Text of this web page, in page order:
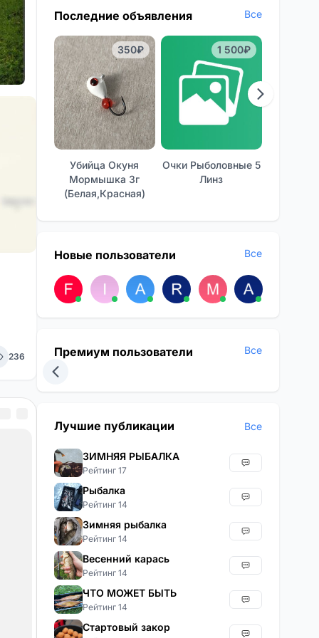
236
Последние объявления Все
350₽
Убийца Окуня
Мормышка 3г
(белая,красная)
1 500₽
Очки Рыболовные 5
Линз
Новые пользователи Все
Премиум пользователи Все
Лучшие публикации Все
ЗИМНЯЯ РЫБАЛКА
Рейтинг 17
Рыбалка
Рейтинг 14
Зимняя рыбалка
Рейтинг 14
Весенний карась
Рейтинг 14
ЧТО МОЖЕТ БЫТЬ
Рейтинг 14
Стартовый закор